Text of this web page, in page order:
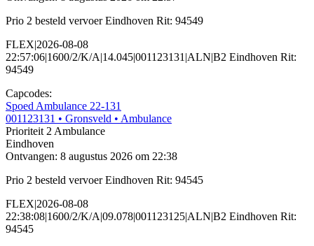
Prio 2 besteld vervoer Eindhoven Rit: 94549
FLEX|2026-08-08
22:57:06|1600/2/K/A|14.045|001123131|ALN|B2 Eindhoven Rit:
94549
Capcodes:
Spoed Ambulance 22-131
001123131 • Gronsveld • Ambulance
Prioriteit 2Ambulance
Eindhoven
Ontvangen: 8 augustus 2026 om 22:38
Prio 2 besteld vervoer Eindhoven Rit: 94545
FLEX|2026-08-08
22:38:08|1600/2/K/A|09.078|001123125|ALN|B2 Eindhoven Rit:
94545